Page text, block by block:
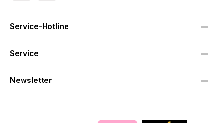
Service-Hotline
Service
Newsletter